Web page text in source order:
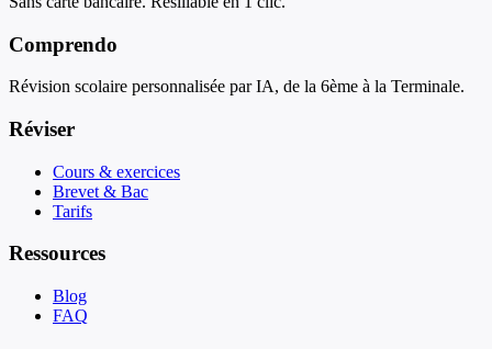
Comprendo
Révision scolaire personnalisée par IA, de la 6ème à la Terminale.
Réviser
Cours & exercices
Brevet & Bac
Tarifs
Ressources
Blog
FAQ